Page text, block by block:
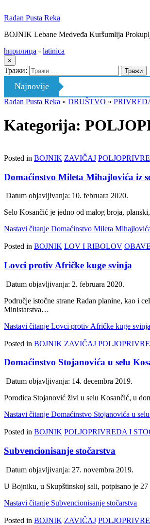
Radan Pusta Reka
BOJNIK Lebane Medveđa Kuršumlija
ћирилица - latinica
×
Тражи:
Najnovije
Radan Pusta Reka » DRUŠTVO »
Kategorija:
Posted in BOJNIK ZAVIČAJ
Domaćinstvo Mileta Mihajlovića iz
Datum objavljivanja: 10. februara 2020.
Selo Kosančić je jedno od malog broja,
Nastavi čitanje Domaćinstvo Mileta
Posted in BOJNIK LOV I RIBOLOV
Lovci protiv Afričke kuge svinja
Datum objavljivanja: 2. februara 2020.
Područje istočne strane Radan planine, kao i
Ministarstva…
Nastavi čitanje Lovci protiv Afričke kuge svinja
Posted in BOJNIK ZAVIČAJ
Domaćinstvo Stojanovića u selu
Datum objavljivanja: 14. decembra 2019.
Porodica Stojanović živi u selu Kosančić, u
Nastavi čitanje Domaćinstvo Stojanovića u
Posted in BOJNIK POLJOPRIVREDA I
Subvencionisanje stočarstva
Datum objavljivanja: 27. novembra 2019.
U Bojniku, u Skupštinskoj sali, potpisano je
Nastavi čitanje Subvencionisanje stočarstva
Posted in BOJNIK ZAVIČAJ